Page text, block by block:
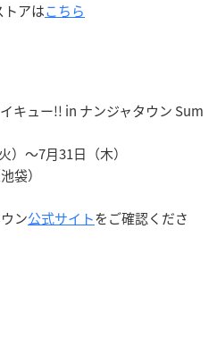
トアはこちら
キュー!! in ナンジャタウン Sum
）～7月31日（木）
袋）
ン公式サイトをご確認くださ